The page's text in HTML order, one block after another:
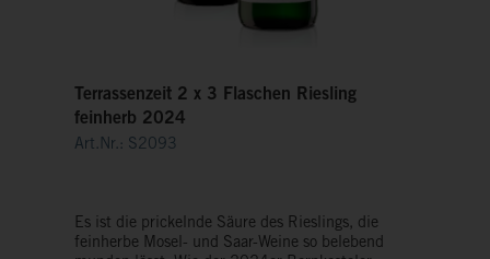
Terrassenzeit 2 x 3 Flaschen Riesling
feinherb 2024
Art.Nr.: S2093
Es ist die prickelnde Säure des Rieslings, die
feinherbe Mosel- und Saar-Weine so belebend